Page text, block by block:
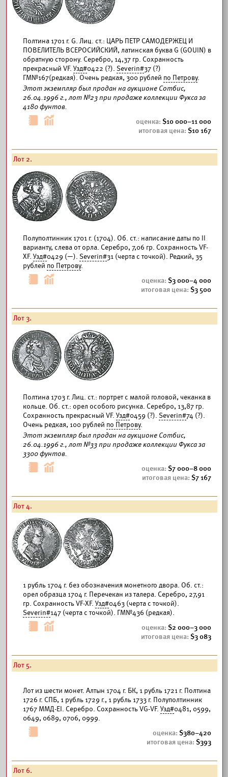
Полтина 1701 г. G. Лиц. ст.: ЦАРЬ ПЕТР САМОДЕРЖЕЦ И
ПОВЕЛИТЕЛЬ ВСЕРОСИЙСКИЙ, латинская буква G (GOUIN) в
обратную сторону. Серебро, 14,37 гр. Сохранность
прекрасный VF. Узд#0422 (?). Severin#37 (?)
ГМ№167(редкая). Очень редкая, 300 рублей по Петрову.
Этот экземпляр был продан на аукционе Сотбис,
26.04.1996 г., лот №23 при продаже коллекции Фукса за
4180 фунтов.
10 000–11 000
10 167
Лот 2.
Полуполтинник 1701 г. (1704). Об. ст.: написание даты по II
варианту, слева от орла. Серебро, 7,06 гр. Сохранность VF-
XF. Узд#0429 (—). Severin#31 (черта с точкой). Редкий, 35
рублей по Петрову.
3 000–4 000
3 500
Лот 3.
Полтина 1703 г. Лиц. ст.: портрет с малой головой, чеканка в
кольце. Об. ст.: орел особого рисунка. Серебро, 13,87 гр.
Сохранность прекрасный VF. Узд#0459 (?). Severin#74 (?).
Очень редкая, 100 рублей по Петрову.
Этот экземпляр был продан на аукционе Сотбис,
26.04.1996 г., лот №33 при продаже коллекции Фукса за
3300 фунтов.
7 000–8 000
7 167
Лот 4.
1 рубль 1704 г. без обозначения монетного двора. Об. ст.:
орел образца 1704 г. Перечекан из талера. Серебро, 27,91
гр. Сохранность VF-XF. Узд#0463 (черта с точкой).
Severin#147 (черта с точкой). ГМ№436 (редкая).
2 000–3 000
3 083
Лот 5.
Лот из шести монет. Алтын 1704 г. БК, 1 рубль 1721 г. Полтина
1726 г. СПБ, 1 рубль 1729 г., 1 рубль 1733 г. Полуполтинник
1767 ММД-ЕI. Серебро. Сохранность VG-VF. Узд#0481, 0599,
0649, 0689, 0706, 0999.
380–420
393
Лот 6.